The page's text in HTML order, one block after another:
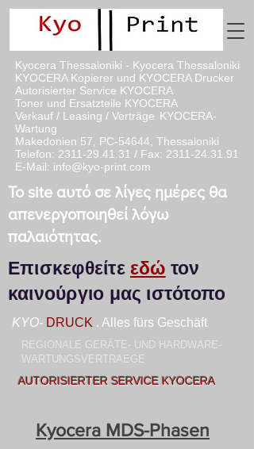
AUTORISIERTER SERVICE KYOCERA
Kyocera Thessaloniki - Kyocera Thessaloniki
KYOCERA Kopierer und KYOCERA Drucker
Autorisierter Service KYOCERA
Toner und Ersatzteile KYOCERA
Verkauf / Leasing / Verträge KYOCERA-
Wartung
Makedonien 57, PC-54644, Thessaloniki
Telefon: 2311-29.41.31 / Fax: 2311-24.31.91
E-Mail: info@kyo-print.com
KYO- DRUCK . Alles fürs Geschäft
REGIONALE GERÄTE- UND HARDWARE-
WARTUNGSVERTRAEGE
Το site αυτό σε λίγες ημέρες θα
απενεργοποιηθεί λόγω
παλαιότητας.
Επισκεφθείτε εδώ τον
καινούργιο μας ιστότοπο
Kyocera MDS-Phasen